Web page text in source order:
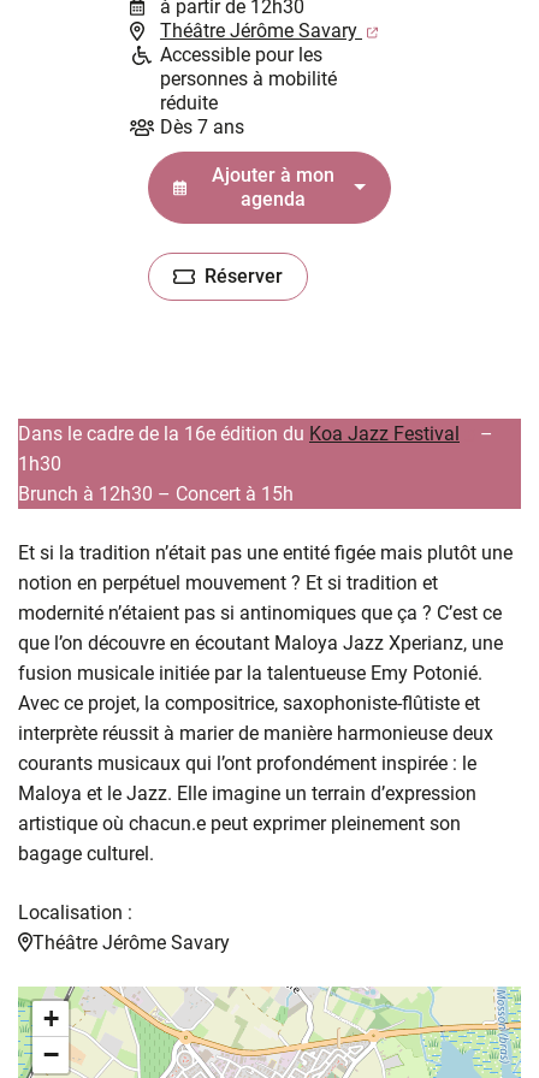
à partir de 12h30
Théâtre Jérôme Savary
(ouverture dans
Accessible pour les
personnes à mobilité
réduite
Dès 7 ans
Ajouter à mon
agenda
Réserver
(ouverture dans un nouvel onglet)
Dans le cadre de la 16e édition du Koa Jazz Festival
–
1h30
Brunch à 12h30 – Concert à 15h
Et si la tradition n’était pas une entité figée mais plutôt une
notion en perpétuel mouvement ? Et si tradition et
modernité n’étaient pas si antinomiques que ça ? C’est ce
que l’on découvre en écoutant Maloya Jazz Xperianz, une
fusion musicale initiée par la talentueuse Emy Potonié.
Avec ce projet, la compositrice, saxophoniste-flûtiste et
interprète réussit à marier de manière harmonieuse deux
courants musicaux qui l’ont profondément inspirée : le
Maloya et le Jazz. Elle imagine un terrain d’expression
artistique où chacun.e peut exprimer pleinement son
bagage culturel.
Localisation :
Théâtre Jérôme Savary
+
−